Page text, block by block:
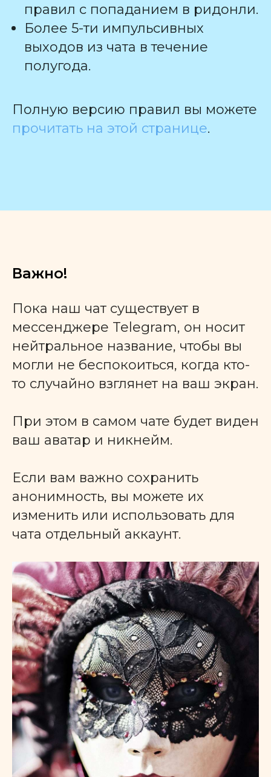
правил с попаданием в ридонли.
Более 5-ти импульсивных
выходов из чата в течение
полугода.
Полную версию правил вы можете
прочитать на этой странице.
Важно!
Пока наш чат существует в
мессенджере Telegram, он носит
нейтральное название, чтобы вы
могли не беспокоиться, когда кто-
то случайно взглянет на ваш экран.
При этом в самом чате будет виден
ваш аватар и никнейм.
Если вам важно сохранить
анонимность, вы можете их
изменить или использовать для
чата отдельный аккаунт.